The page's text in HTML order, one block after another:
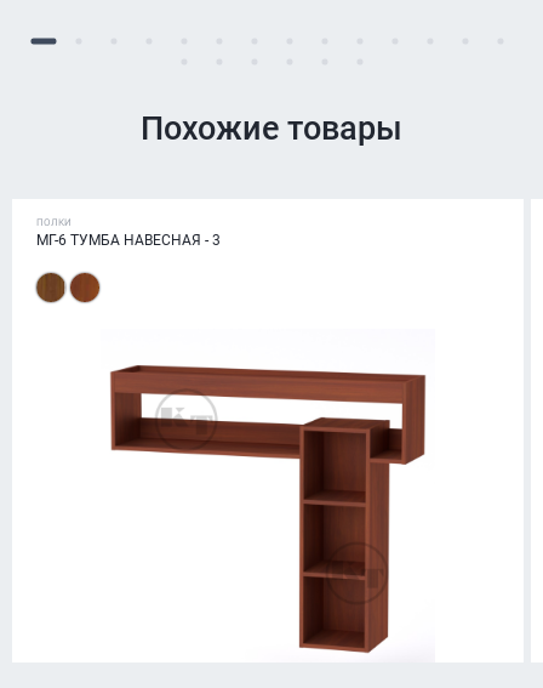
Похожие товары
ПОЛКИ
МГ-6 ТУМБА НАВЕСНАЯ - 3